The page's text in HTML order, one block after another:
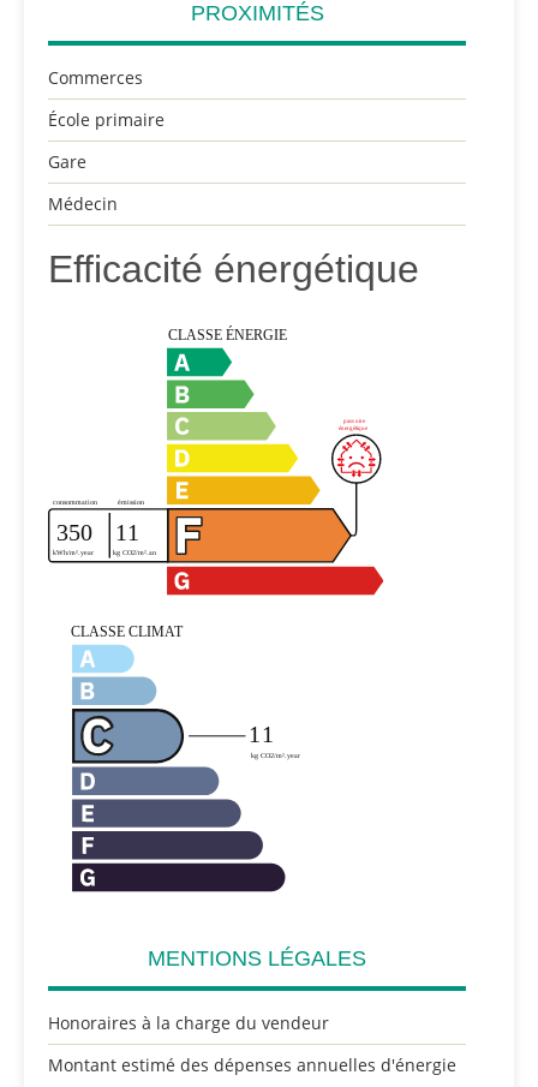
PROXIMITÉS
Commerces
École primaire
Gare
Médecin
Efficacité énergétique
MENTIONS LÉGALES
Honoraires à la charge du vendeur
Montant estimé des dépenses annuelles d'énergie